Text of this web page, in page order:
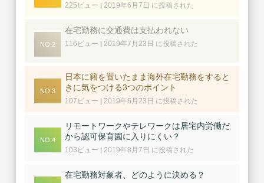
225ビュー | 2019年6月7日 に投稿された
在宅勤務に交通費は支払われない
116ビュー | 2019年7月23日 に投稿された
日本に籍を置いたまま海外在宅勤務をすると
きに気をつける3つのポイント
107ビュー | 2019年6月23日 に投稿された
リモートワークやテレワークは居宅内労働だ
から認可保育園に入りにくい？
103ビュー | 2019年8月7日 に投稿された
在宅勤務対象者、どのように決める？